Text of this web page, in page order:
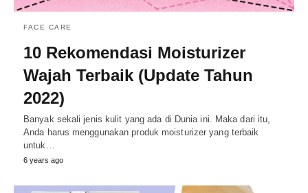
FACE CARE
10 Rekomendasi Moisturizer
Wajah Terbaik (Update Tahun
2022)
Banyak sekali jenis kulit yang ada di Dunia ini. Maka dari itu,
Anda harus menggunakan produk moisturizer yang terbaik
untuk…
6 years ago